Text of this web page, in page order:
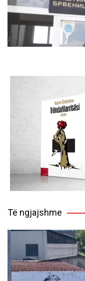
Të ngjajshme